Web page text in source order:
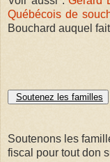
Québécois de
Bouchard auquel
Soutenez les familles
Soutenons les
fiscal pour tout don